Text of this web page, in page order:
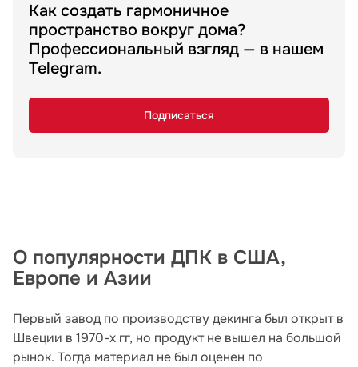
Как создать гармоничное
пространство вокруг дома?
Профессиональный взгляд — в нашем
Telegram.
Подписаться
О популярности ДПК в США,
Европе и Азии
Первый завод по производству декинга был открыт в
Швеции в 1970-х гг, но продукт не вышел на большой
рынок. Тогда материал не был оценен по